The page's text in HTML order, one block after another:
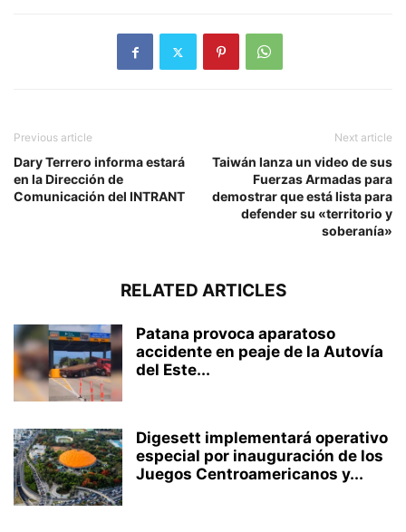
Previous article
Dary Terrero informa estará
en la Dirección de
Comunicación del INTRANT
Next article
Taiwán lanza un video de sus
Fuerzas Armadas para
demostrar que está lista para
defender su «territorio y
soberanía»
RELATED ARTICLES
Patana provoca aparatoso
accidente en peaje de la Autovía
del Este...
Digesett implementará operativo
especial por inauguración de los
Juegos Centroamericanos y...